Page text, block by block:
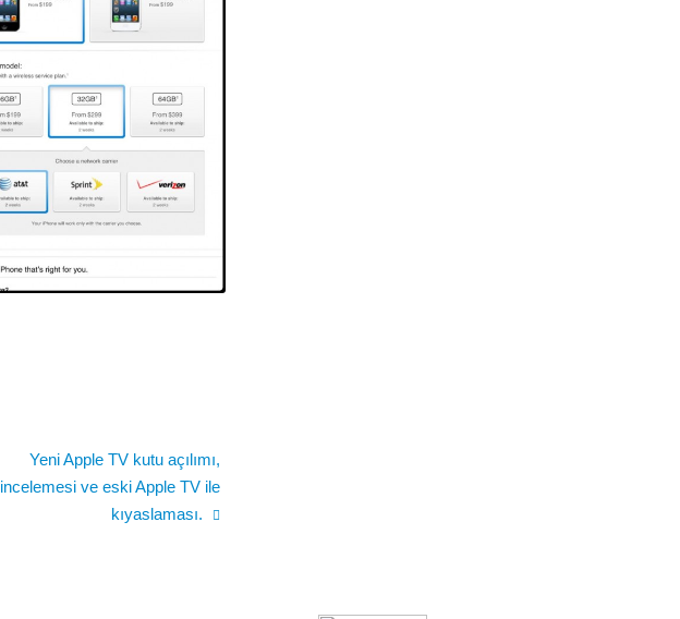
Yeni Apple TV kutu açılımı,
incelemesi ve eski Apple TV ile
kıyaslaması.